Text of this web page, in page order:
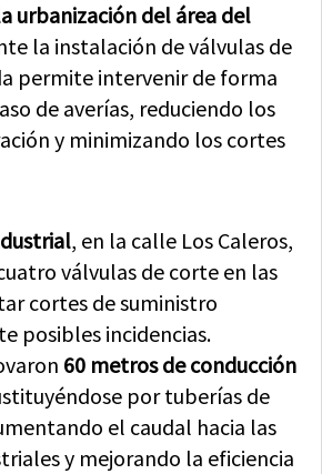
urbanización del área del
la instalación de válvulas de
permite intervenir de forma
de averías, reduciendo los
y minimizando los cortes
, en la calle Los Caleros,
válvulas de corte en las
cortes de suministro
posibles incidencias.
60 metros de conducción
por tuberías de
el caudal hacia las
y mejorando la eficiencia